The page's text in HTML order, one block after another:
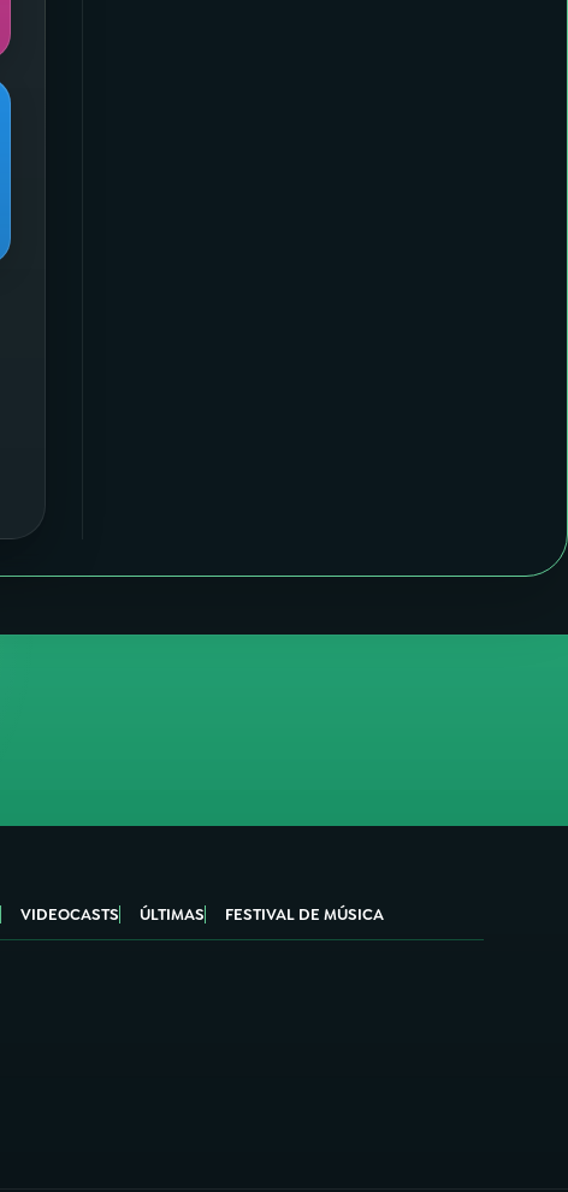
VIDEOCASTS ÚLTIMAS FESTIVAL DE MÚSICA